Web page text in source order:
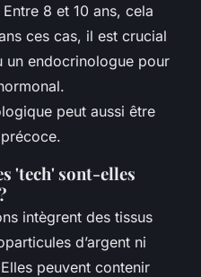
8 et 10 ans, cela
ces cas, il est crucial
un endocrinologue pour
peut aussi être
'tech' sont-elles
intègrent des tissus
d’argent ni
peuvent contenir